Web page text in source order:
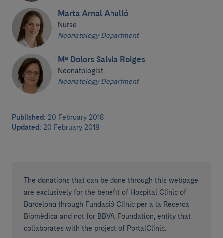
Marta Arnal Ahulló
Nurse
Neonatology Department
Mª Dolors Salvia Roiges
Neonatologist
Neonatology Department
Published: 20 February 2018
Updated: 20 February 2018
The donations that can be done through this webpage
are exclusively for the benefit of Hospital Clínic of
Barcelona through Fundació Clínic per a la Recerca
Biomèdica and not for BBVA Foundation, entity that
collaborates with the project of PortalClínic.